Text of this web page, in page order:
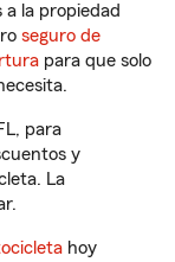
a la propiedad
seguro de
para que solo
para
y
La
hoy